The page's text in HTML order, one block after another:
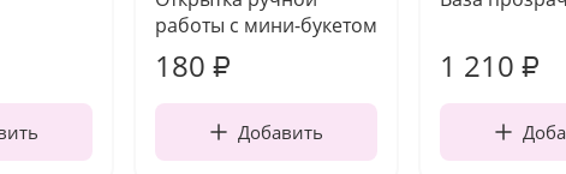
работы с мини-букетом
180 ₽
Добавить
1 210 ₽